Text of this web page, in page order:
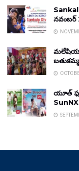
నవంబర్
యూత్